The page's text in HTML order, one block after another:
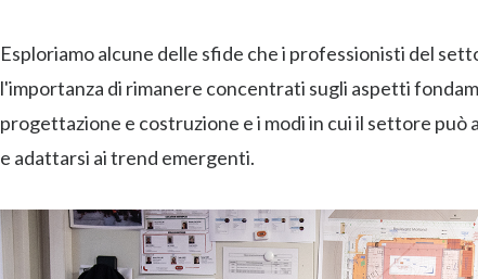
Esploriamo alcune delle sfide che i professionisti del
l'importanza di rimanere concentrati sugli aspetti
progettazione e costruzione e i modi in cui il settore
e adattarsi ai trend emergenti.